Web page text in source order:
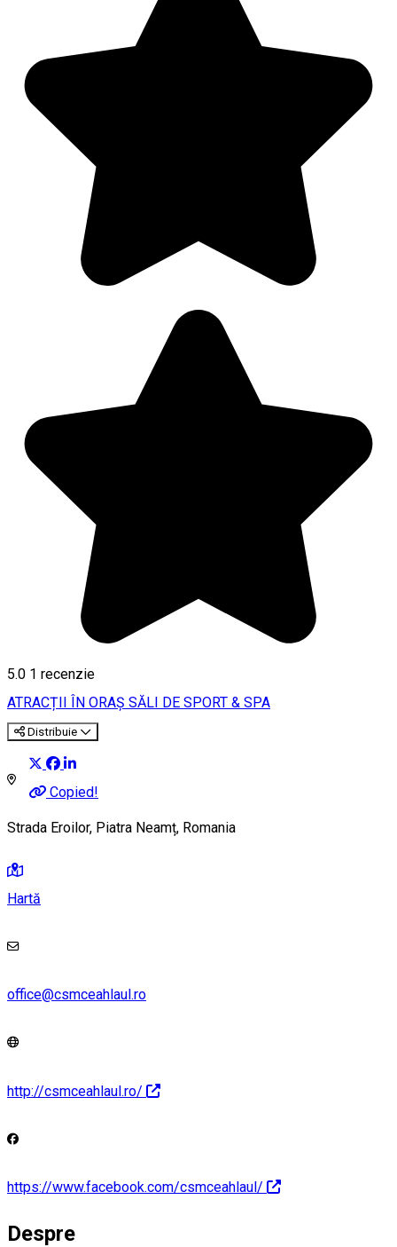
5.0 1 recenzie
ATRACȚII ÎN ORAȘ SĂLI DE SPORT & SPA
Distribuie
Copied!
Strada Eroilor, Piatra Neamț, Romania
Hartă
office@csmceahlaul.ro
http://csmceahlaul.ro/
https://www.facebook.com/csmceahlaul/
Despre